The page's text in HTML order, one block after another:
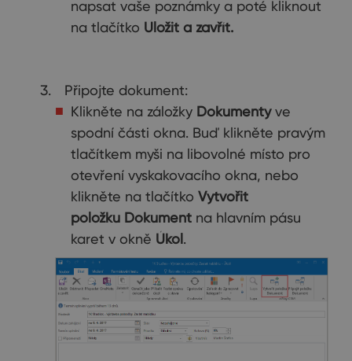
napsat vaše poznámky a poté kliknout
na tlačítko Uložit a zavřít.
Připojte dokument:
Klikněte na záložky Dokumentyve
spodní části okna. Buď klikněte pravým
tlačítkem myši na libovolné místo pro
otevření vyskakovacího okna, nebo
klikněte na tlačítko Vytvořit
položku Dokument na hlavním pásu
karet v okně Úkol .